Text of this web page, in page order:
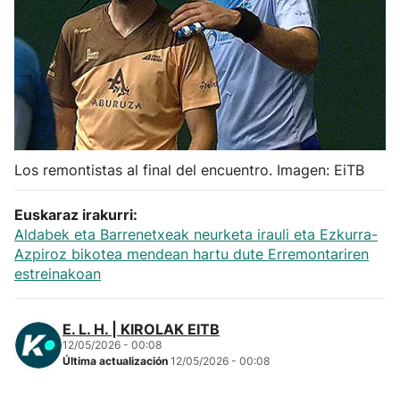
Carreras de montaña
Más deportes
"Helmuga"
Los remontistas al final del encuentro. Imagen: EiTB
Euskaraz irakurri:
Aldabek eta Barrenetxeak neurketa irauli eta Ezkurra-
Azpiroz bikotea mendean hartu dute Erremontariren
estreinakoan
E. L. H. | KIROLAK EITB
12/05/2026 - 00:08
Última actualización 12/05/2026 - 00:08